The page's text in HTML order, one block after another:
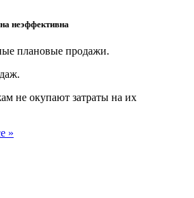
неэффективна
плановые продажи.
не окупают затраты на их
»